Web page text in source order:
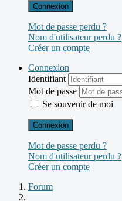
Connexion
Mot de passe perdu ?
Nom d'utilisateur perdu ?
Créer un compte
Connexion
Identifiant
Mot de passe
Se souvenir de moi
Connexion
Mot de passe perdu ?
Nom d'utilisateur perdu ?
Créer un compte
Forum